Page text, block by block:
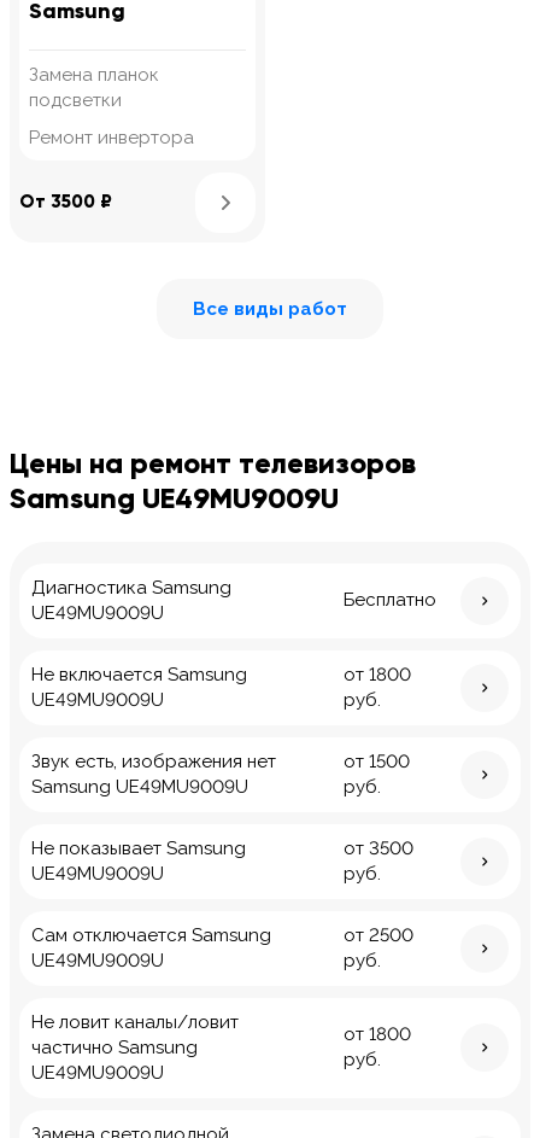
Samsung
Замена планок
подсветки
Ремонт инвертора
От 3500 ₽
Все виды работ
Цены на ремонт телевизоров
Samsung UE49MU9009U
Диагностика Samsung
UE49MU9009U
Бесплатно
Не включается Samsung
UE49MU9009U
от 1800
руб.
Звук есть, изображения нет
Samsung UE49MU9009U
от 1500
руб.
Не показывает Samsung
UE49MU9009U
от 3500
руб.
Сам отключается Samsung
UE49MU9009U
от 2500
руб.
Не ловит каналы/ловит
частично Samsung
UE49MU9009U
от 1800
руб.